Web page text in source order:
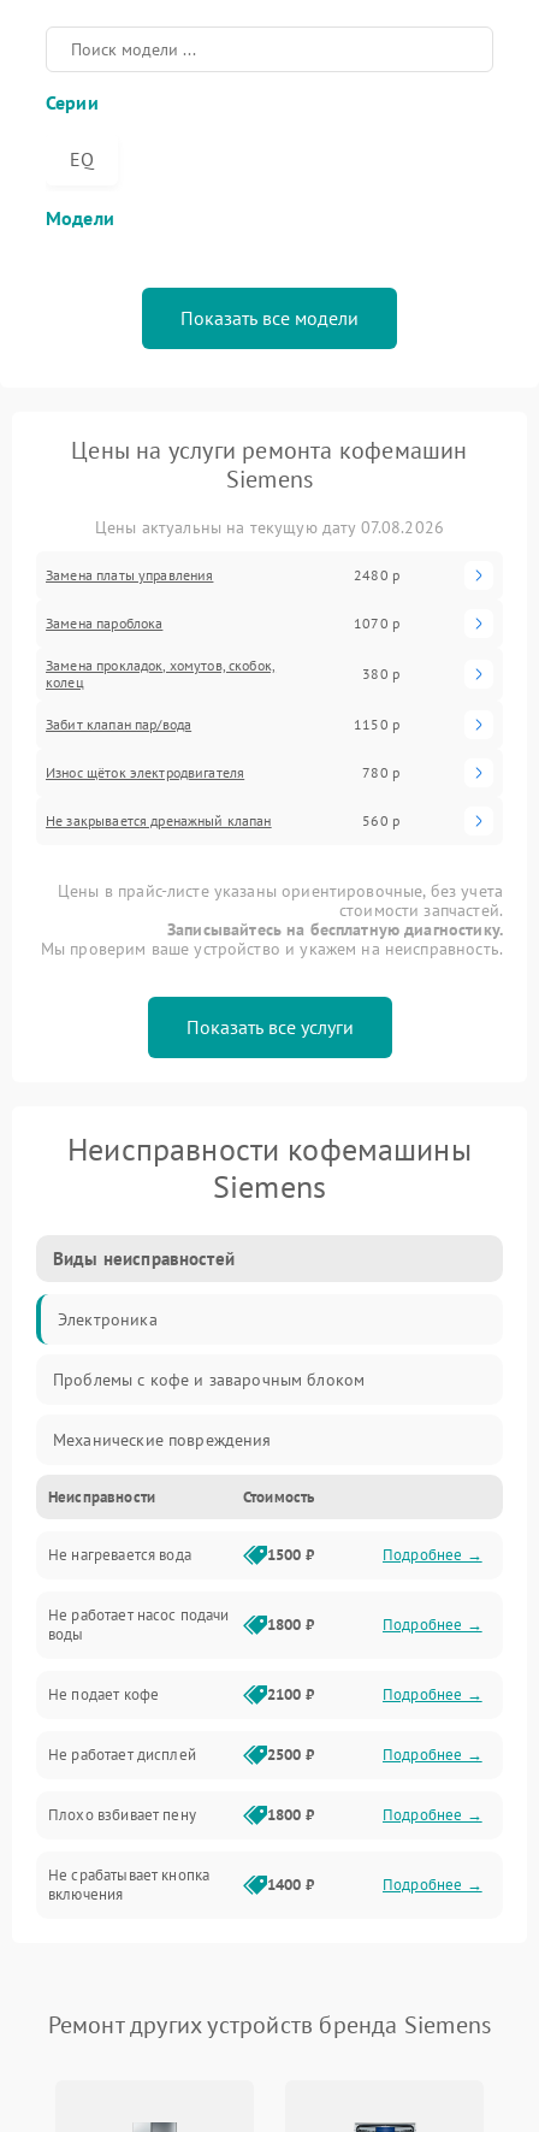
Серии
EQ
Модели
Показать все модели
Цены на услуги ремонта кофемашин
Siemens
Цены актуальны на текущую дату 07.08.2026
Замена платы управления 2480 р
Замена пароблока 1070 р
Замена прокладок, хомутов, скобок,
колец
380 р
Забит клапан пар/вода 1150 р
Износ щёток электродвигателя 780 р
Не закрывается дренажный клапан 560 р
Цены в прайс-листе указаны ориентировочные, без учета
стоимости запчастей.
Записывайтесь на бесплатную диагностику.
Мы проверим ваше устройство и укажем на неисправность.
Показать все услуги
Неисправности кофемашины
Siemens
Виды неисправностей
Электроника
Проблемы с кофе и заварочным блоком
Механические повреждения
Прочие неисправности
Включение и работа
Проблемы с водой
Проблемы с капучинатором и паром
Управление и электроника
Программное обеспечение
Неисправности Стоимость
Не нагревается вода 1500 ₽ Подробнее →
Не работает насос подачи
воды
1800 ₽ Подробнее →
Не подает кофе 2100 ₽ Подробнее →
Не работает дисплей 2500 ₽ Подробнее →
Плохо взбивает пену 1800 ₽ Подробнее →
Не срабатывает кнопка
включения
1400 ₽ Подробнее →
Постоянные сбои в работе 1500 ₽ Подробнее →
Ремонт других устройств бренда Siemens